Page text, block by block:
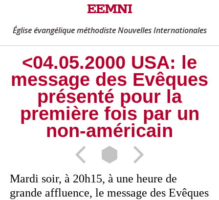
EEMNI
Église évangélique méthodiste Nouvelles Internationales
<04.05.2000 USA: le
message des Evêques
présenté pour la
première fois par un
non-américain
Mardi soir, à 20h15, à une heure de
grande affluence, le message des Evêques